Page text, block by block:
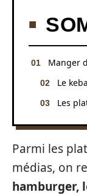
Manger
Le
Les
Parmi les
médias, on
hamburger,